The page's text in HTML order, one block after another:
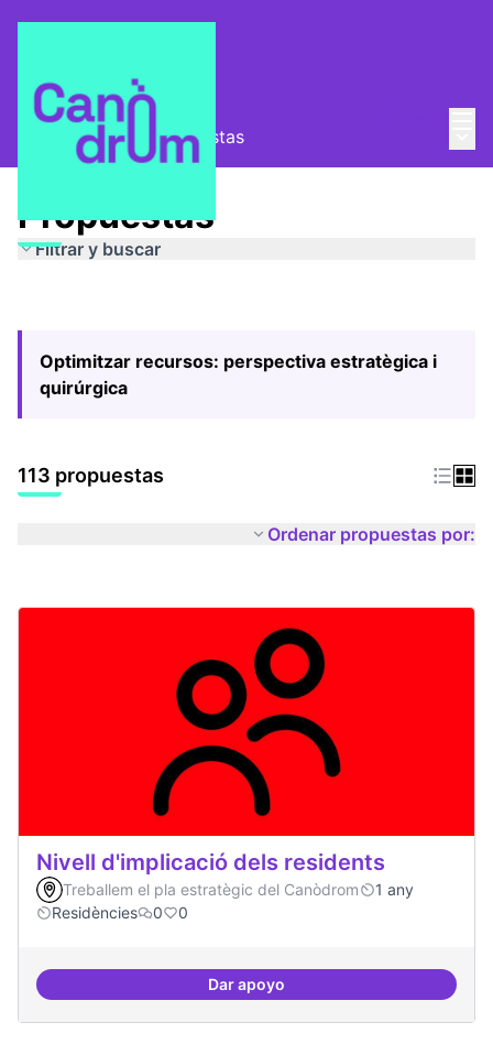
Pla Estratègic Propuestas
Propuestas
Filtrar y buscar
Optimitzar recursos: perspectiva estratègica i
quirúrgica
113 propuestas
Ordenar propuestas por:
Nivell d'implicació dels residents
Treballem el pla estratègic del Canòdrom
1 any
Residències
0 0
Dar apoyoNivell d'implicació dels residents